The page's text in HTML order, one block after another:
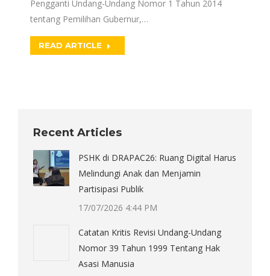
Pengganti Undang-Undang Nomor 1 Tahun 2014
tentang Pemilihan Gubernur,…
READ ARTICLE
Recent Articles
PSHK di DRAPAC26: Ruang Digital Harus
Melindungi Anak dan Menjamin
Partisipasi Publik
17/07/2026 4:44 PM
Catatan Kritis Revisi Undang-Undang
Nomor 39 Tahun 1999 Tentang Hak
Asasi Manusia